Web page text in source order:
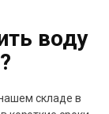
воду
складе в